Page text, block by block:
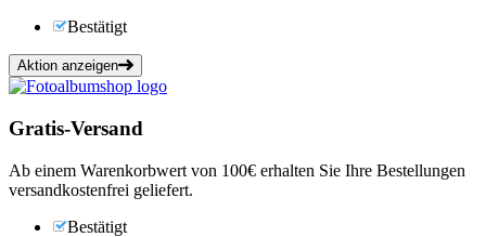
Bestätigt
Aktion anzeigen
Gratis-Versand
Ab einem Warenkorbwert von 100€ erhalten Sie Ihre Bestellungen
versandkostenfrei geliefert.
Bestätigt